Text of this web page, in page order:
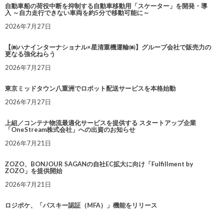
自動車船の荷役中断を抑制する自動車移動用「スケーター」を開発・導
入 ～自力走行できない車両を約5分で移動可能に～
2026年7月27日
【㈱ハナインターナショナル×星清重機運輸㈱】グループ会社で販売力の
更なる強化ねらう
2026年7月27日
東京ミッドタウン八重洲でロボット配送サービスを本格始動
2026年7月27日
上組／コンテナ物流最適化サービスを提供する スタートアップ企業
「OneStream株式会社」への出資のお知らせ
2026年7月21日
ZOZO、BONJOUR SAGANの自社EC拡大に向け「Fulfillment by
ZOZO」を提供開始
2026年7月21日
ロジポケ、「パスキー認証（MFA）」機能をリリース